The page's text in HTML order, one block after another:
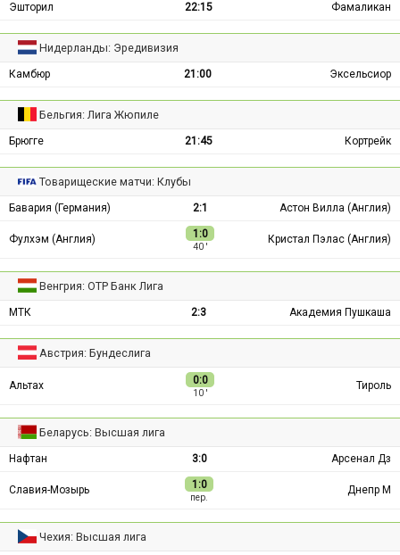
Эшторил 22:15 Фамаликан
Нидерланды: Эредивизия
Камбюр 21:00 Эксельсиор
Бельгия: Лига Жюпиле
Брюгге 21:45 Кортрейк
Товарищеские матчи: Клубы
Бавария (Германия) 2:1 Астон Вилла (Англия)
Фулхэм (Англия) 1:0
40 ′
Кристал Пэлас (Англия)
Венгрия: ОТР Банк Лига
МТК 2:3 Академия Пушкаша
Австрия: Бундеслига
Альтах 0:0
10 ′
Тироль
Беларусь: Высшая лига
Нафтан 3:0 Арсенал Дз
Славия-Мозырь 1:0
пер.
Днепр М
Чехия: Высшая лига